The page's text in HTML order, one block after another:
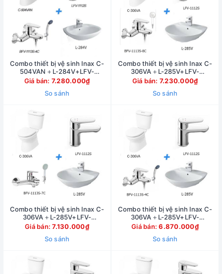
Combo thiết bị vệ sinh Inax C-
504VAN＋L-284V+LFV-
1112S+BFV-1113S-4C
Giá bán: 7.280.000₫
So sánh
Combo thiết bị vệ sinh Inax C-
306VA＋L-285V+LFV-
1112S+BFV-1113S-8C
Giá bán: 7.230.000₫
So sánh
Combo thiết bị vệ sinh Inax C-
306VA＋L-285V+LFV-
1112S+BFV-1113S-7C
Giá bán:7.130.000₫
So sánh
Combo thiết bị vệ sinh Inax C-
306VA＋L-285V+LFV-
1112S+BFV-1113S-4C
Giá bán:6.870.000₫
So sánh